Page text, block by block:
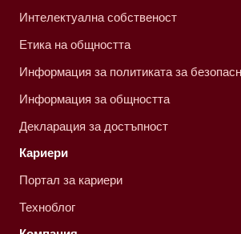
Интелектуална собственост
Етика на общността
Информация за политиката за
Информация за общността
Декларация за достъпност
Кариери
Портал за кариери
Техноблог